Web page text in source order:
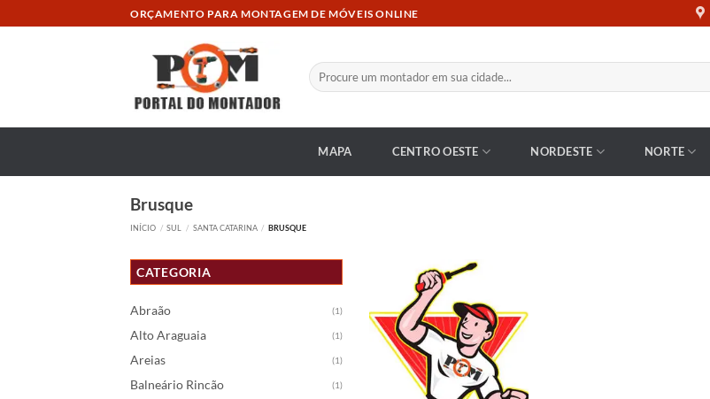
to
ORÇAMENTO PARA MONTAGEM DE MÓVEIS ONLINE
Pesquisar
por:
MAPA CENTRO OESTE NORDESTE NORTE
Brusque
INÍCIO / SUL / SANTA CATARINA / BRUSQUE
CATEGORIA
Abraão (1)
Alto Araguaia (1)
Areias (1)
Balneário Rincão (1)